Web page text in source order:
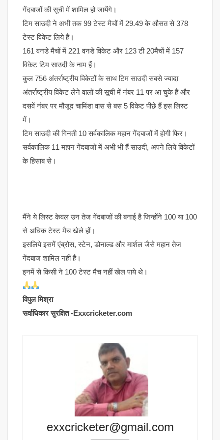
गेंदबाजों की सूची में शामिल हो जायेंगे।
टिम साउदी ने अभी तक 99 टेस्ट मैचों में 29.49 के औसत से 378
टेस्ट विकेट लिये हैं।
161 वनडे मैचों में 221 वनडे विकेट और 123 टी 20मैचों में 157
विकेट टिम साउदी के नाम हैं।
कुल 756 अंतर्राष्ट्रीय विकेटों के साथ टिम साउदी सबसे ज्यादा
अंतर्राष्ट्रीय विकेट लेने वालों की सूची में नंबर 11 पर आ चुके हैं और
दसवें नंबर पर मौजूद चामिंडा वास से बस 5 विकेट पीछे हैं इस लिस्ट
में।
टिम साउदी की गिनती 10 सर्वकालिक महान गेंदबाजों में होगी फिर।
सर्वकालिक 11 महान गेंदबाजों में अभी भी हैं साउदी, अपने लिये विकेटों
के हिसाब से।
मैंने ये लिस्ट केवल उन तेज गेंदबाजों की बनाई है जिन्होंने 100 या 100
से अधिक टेस्ट मैच खेले हों।
इसलिये इसमें एंब्रोस, स्टेन, डोनाल्ड और मार्शल जैसे महान तेज
गेंदबाज शामिल नहीं हैं।
इनमें से किसी ने 100 टेस्ट मैच नहीं खेल पाये थे।
विपुल मिश्रा
सर्वाधिकार सुरक्षित -Exxcricketer.com
exxcricketer@gmail.com